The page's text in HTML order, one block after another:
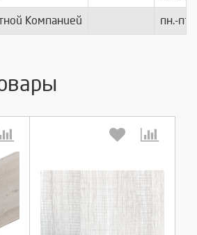
Компанией пн.-пт.